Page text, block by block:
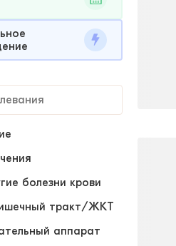
болезни крови
тракт/ЖКТ
аппарат